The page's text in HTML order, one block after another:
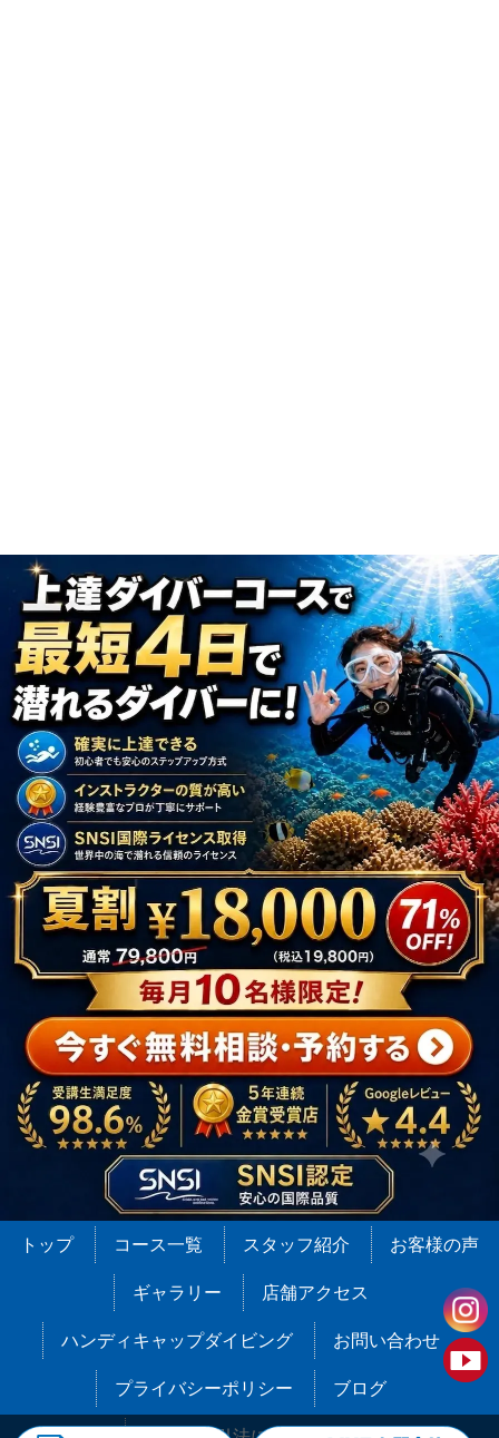
トップ コース一覧 スタッフ紹介 お客様の声
ギャラリー 店舗アクセス
ハンディキャップダイビング お問い合わせ
プライバシーポリシー ブログ